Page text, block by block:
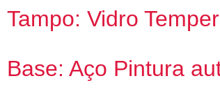
Tampo: Vidro
Base: Aço Pintura